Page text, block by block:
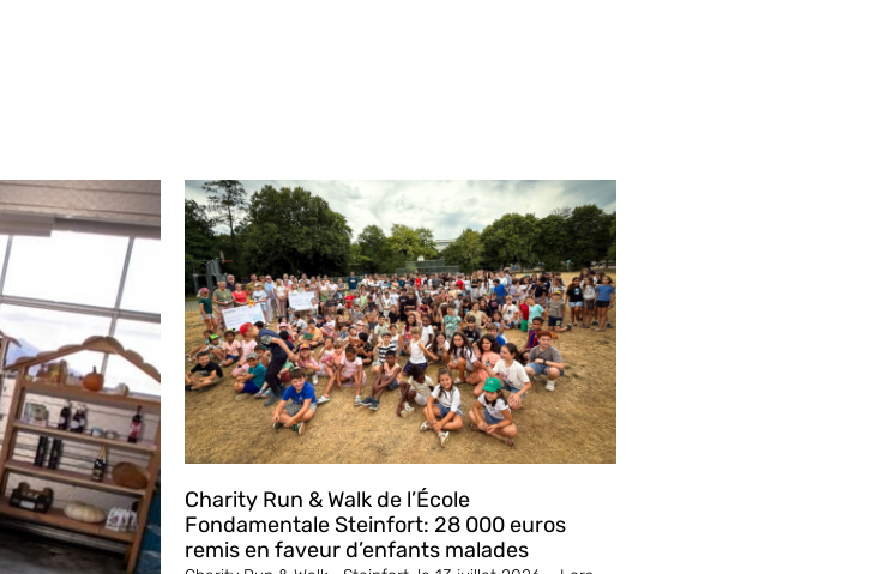
Charity Run & Walk de l’École
Fondamentale Steinfort: 28 000 euros
remis en faveur d’enfants malades